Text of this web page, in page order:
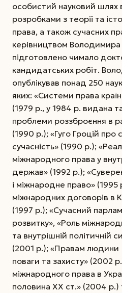
особистий науковий шлях
розробками з теорії та
права, а також сучасних
керівництвом
підготовлено чимало
кандидатських робіт.
опублікував понад 250
яких: «Системи права
(1979 р., у 1984 р. видана
проблеми роззброєння в
(1990 р.); «Гуго Гроцій про
сучасність» (1990 р.);
міжнародного права у
держав» (1992 р.);
і міжнародне право» (1995
міжнародних договорів в
(1997 р.); «Сучасний
розвит­ку», «Роль
та внут­рішній політичній
(2001 р.); «Правам людини
поваги та захисту» (2002
міжнародного права в
половина XX ст.» (2004